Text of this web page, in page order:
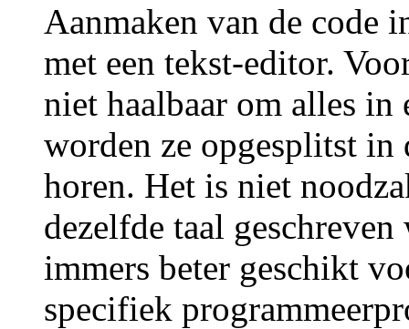
Aanmaken van de code
met een tekst-editor.
niet haalbaar om alles in
worden ze opgesplitst
horen. Het is niet
dezelfde taal
immers beter geschikt
specifiek